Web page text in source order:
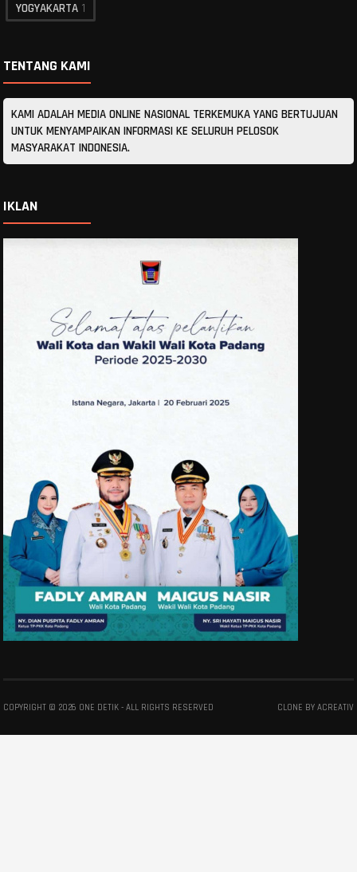
YOGYAKARTA 1
TENTANG KAMI
KAMI ADALAH MEDIA ONLINE NASIONAL TERKEMUKA YANG BERTUJUAN
UNTUK MENYAMPAIKAN INFORMASI KE SELURUH PELOSOK
MASYARAKAT INDONESIA.
IKLAN
COPYRIGHT © 2026 ONE DETIK - ALL RIGHTS RESERVED CLONE BY ACREATIV